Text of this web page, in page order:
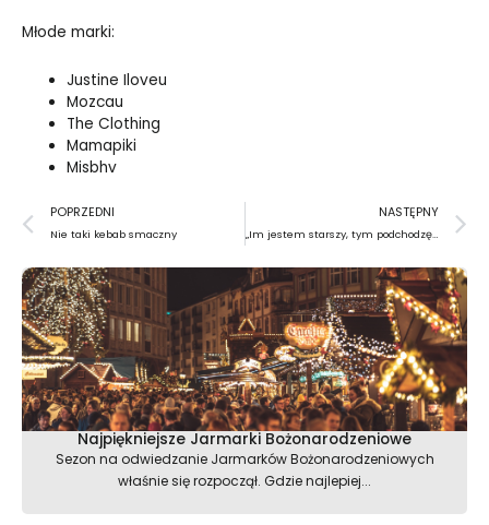
Młode marki:
Justine Iloveu
Mozcau
The Clothing
Mamapiki
Misbhv
Prev
POPRZEDNI
Nie taki kebab smaczny
NASTĘPNY
„Im jestem starszy, tym podchodzę bliżej”
Najpiękniejsze Jarmarki Bożonarodzeniowe
Sezon na odwiedzanie Jarmarków Bożonarodzeniowych
właśnie się rozpoczął. Gdzie najlepiej...